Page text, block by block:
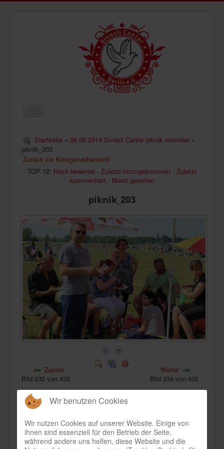
ÜBERUNS
AKTUELLES
BILDER
DATENSCHUTZ
KONTAKT
Startseite » 08.06.2014 Sivasli Canlar piknik resimleri »
piknik_203
Zurück zur Kategorieübersicht
TOP 12: Hoch bewertet - Zuletzt hinzugekommen - Zuletzt
kommentiert - Meist gesehen
piknik_203
Zurück
Bild 232 von 435
Weiter
Bild 234 von 435
Bild-Informationen
Wir benutzen Cookies
Wir nutzen Cookies auf unserer Website. Einige von
ihnen sind essenziell für den Betrieb der Seite,
während andere uns helfen, diese Website und die